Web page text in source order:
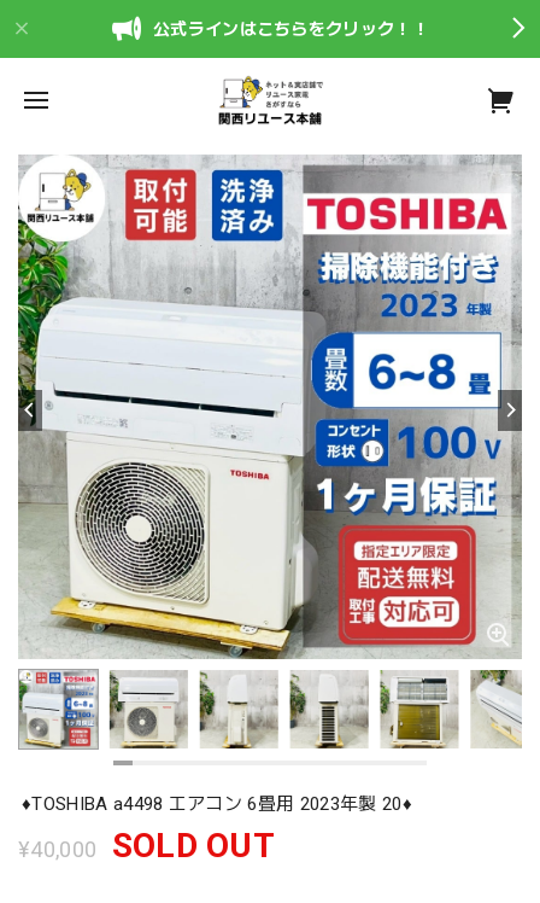
公式ラインはこちらをクリック！！
♦️TOSHIBA a4498 エアコン 6畳用 2023年製 20♦️
¥40,000 SOLD OUT